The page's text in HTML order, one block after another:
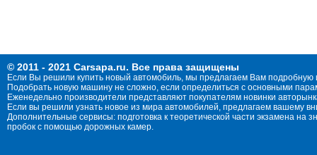
© 2011 - 2021 Carsapa.ru. Все права защищены
Если Вы решили купить новый автомобиль, мы предлагаем Вам
Подобрать новую машину не сложно, если определиться с основными
Еженедельно производители представляют покупателям новинки
Если вы решили узнать новое из мира автомобилей, предлагаем вашему
Дополнительные сервисы: подготовка к теоретической части экзамена
пробок с помощью дорожных камер.